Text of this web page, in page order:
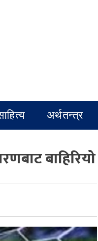
अर्थतन्त्र
बाहिरियो